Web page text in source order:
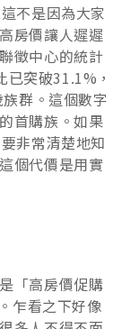
不是因為大家
房價讓人遲遲
徵中心的統計
突破31.1%，
群。這個數字
首購族。如果
非常清楚地知
個代價是用實
「高房價促購
乍看之下好像